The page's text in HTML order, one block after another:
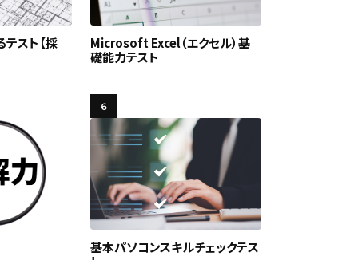
スト【採
Microsoft Excel（エクセル）基
礎能力テスト
6
基本パソコンスキルチェックテス